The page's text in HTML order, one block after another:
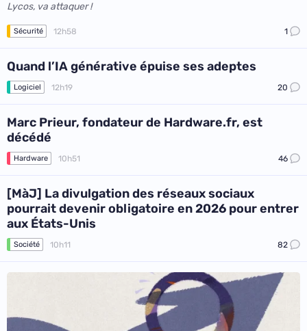
Lycos, va attaquer !
Sécurité 12h58 1
Quand l’IA générative épuise ses adeptes
Logiciel 12h19 20
Marc Prieur, fondateur de Hardware.fr, est
décédé
Hardware 10h51 46
[MàJ] La divulgation des réseaux sociaux
pourrait devenir obligatoire en 2026 pour entrer
aux États-Unis
Société 10h11 82